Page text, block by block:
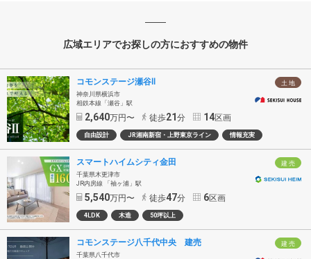
広域エリアでお探しの方におすすめの物件
土 地
コモンステージ瀬谷Ⅱ
神奈川県横浜市
相鉄本線「瀬谷」駅
2,640万円〜 徒歩21 分 14区画
自由設計 JR湘南新宿・上野東京ライン 情報充実
建 売
スマートハイムシティ金田
千葉県木更津市
JR内房線 「袖ヶ浦」駅
5,540万円〜 徒歩47分 6区画
4LDK 木造 50坪以上
建 売
コモンステージ八千代中央 建売
千葉県八千代市